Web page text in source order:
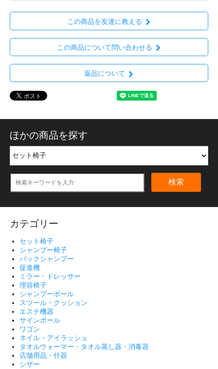
この商品を友達に教える
この商品について問い合わせる
返品について
ほかの商品を探す
検索
カテゴリー
セット椅子
シャンプー椅子
バックシャンプー
促進機
ミラー・ドレッサー
理容椅子
シャンプーボール
スツール・クッション
エステ機器
サインポール
ワゴン
ネイル・アイラッシュ
タオルウォーマー・タオル蒸し器・消毒器
店舗用品・什器
シザー